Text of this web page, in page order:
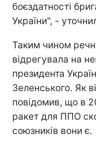
боєздатності
України", -
Таким чином
відрегувала на
президента
Зеленського. Як
повідомив, що в
ракет для ППО
союзників вони є.